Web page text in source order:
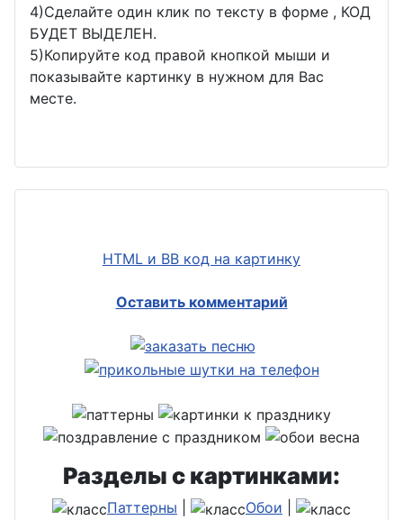
4)Сделайте один клик по тексту в форме , КОД
БУДЕТ ВЫДЕЛЕН.
5)Копируйте код правой кнопкой мыши и
показывайте картинку в нужном для Вас
месте.
HTML и BB код на картинку
Оставить комментарий
Разделы с картинками:
Паттерны Обои